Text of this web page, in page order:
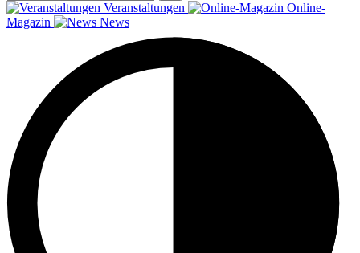
Veranstaltungen
Online-
Magazin
News